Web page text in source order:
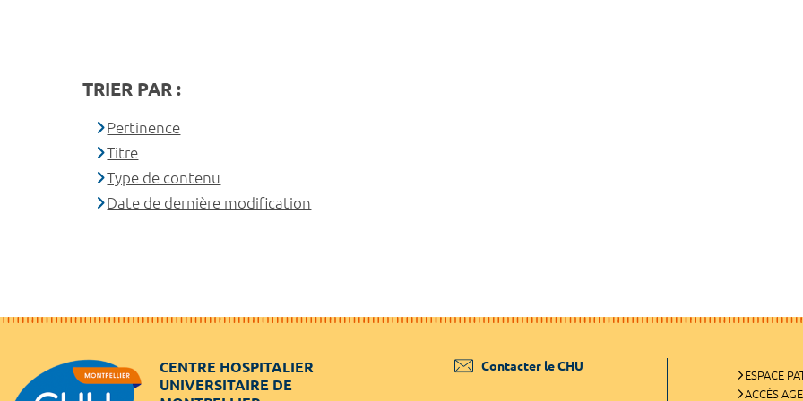
TRIER PAR :
Pertinence
Titre
Type de contenu
Date de dernière modification
CENTRE HOSPITALIER
UNIVERSITAIRE DE
Contacter le CHU
ESPACE
ACCÈS